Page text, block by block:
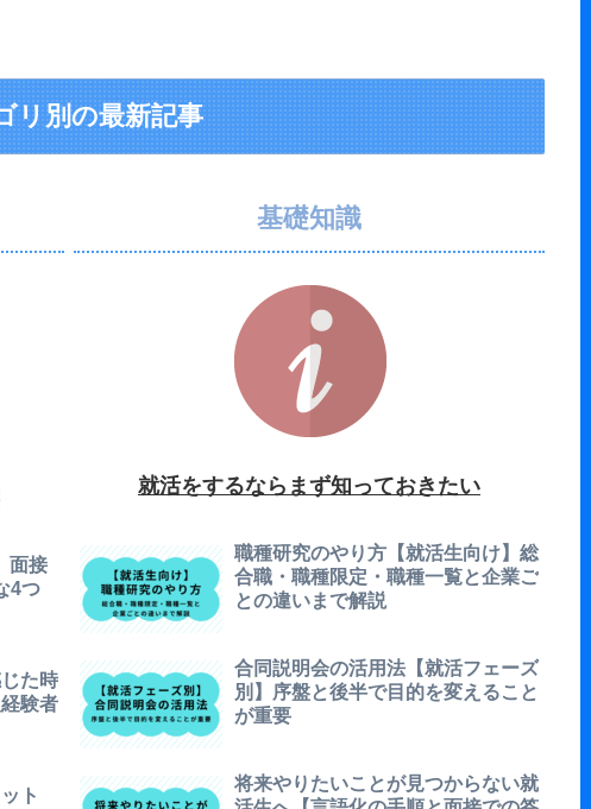
リ別の最新記事
面接
4つ
た時
験者
ト
基礎知識
就活をするならまず知っておきたい
職種研究のやり方【就活生向け】総
合職・職種限定・職種一覧と企業ご
との違いまで解説
合同説明会の活用法【就活フェーズ
別】序盤と後半で目的を変えること
が重要
将来やりたいことが見つからない就